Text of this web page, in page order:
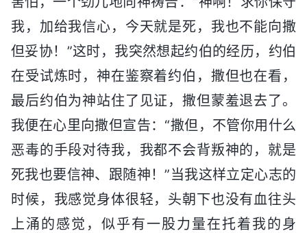
我，加给我信心，今天就是死，我也不能向撒
但妥协！”这时，我突然想起约伯的经历，约伯
在受试炼时，神在鉴察着约伯，撒但也在看，
最后约伯为神站住了见证，撒但蒙羞退去了。
我便在心里向撒但宣告：“撒但，不管你用什么
恶毒的手段对待我，我都不会背叛神的，就是
死我也要信神、跟随神！”当我这样立定心志的
时候，我感觉身体很轻，头朝下也没有血往头
上涌的感觉，似乎有一股力量在托着我的身